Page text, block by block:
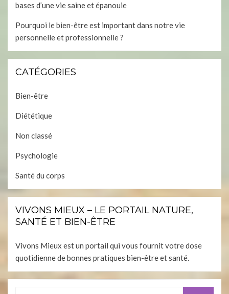
bases d’une vie saine et épanouie
Pourquoi le bien-être est important dans notre vie
personnelle et professionnelle ?
CATÉGORIES
Bien-être
Diététique
Non classé
Psychologie
Santé du corps
VIVONS MIEUX – LE PORTAIL NATURE,
SANTÉ ET BIEN-ÊTRE
Vivons Mieux est un portail qui vous fournit votre dose
quotidienne de bonnes pratiques bien-être et santé.